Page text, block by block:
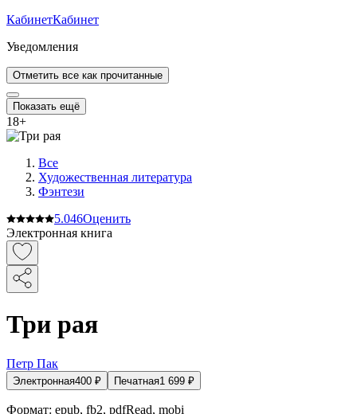
КабинетКабинет
Уведомления
Отметить все как прочитанные
Показать ещё
18+
Все
Художественная литература
Фэнтези
5.046Оценить
Электронная книга
Три рая
Петр Пак
Электронная400 ₽ Печатная1 699 ₽
Формат: epub, fb2, pdfRead, mobi